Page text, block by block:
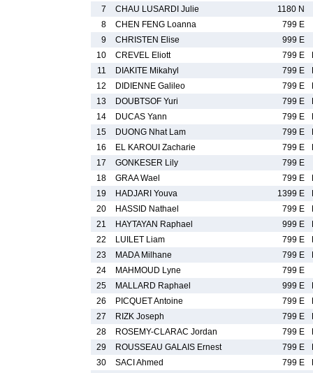
7
CHAU LUSARDI Julie 1180 N
8
CHEN FENG Loanna 799 E
9
CHRISTEN Elise 999 E
10
CREVEL Eliott 799 E
11
DIAKITE Mikahyl 799 E
12
DIDIENNE Galileo 799 E
13
DOUBTSOF Yuri 799 E
14
DUCAS Yann 799 E
15
DUONG Nhat Lam 799 E
16
EL KAROUI Zacharie 799 E
17
GONKESER Lily 799 E
18
GRAA Wael 799 E
19
HADJARI Youva 1399 E
20
HASSID Nathael 799 E
21
HAYTAYAN Raphael 999 E
22
LUILET Liam 799 E
23
MADA Milhane 799 E
24
MAHMOUD Lyne 799 E
25
MALLARD Raphael 999 E
26
PICQUET Antoine 799 E
27
RIZK Joseph 799 E
28
ROSEMY-CLARAC Jordan 799 E
29
ROUSSEAU GALAIS Ernest 799 E
30
SACI Ahmed 799 E